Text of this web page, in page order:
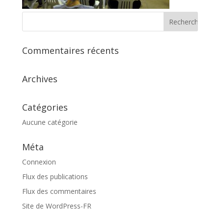
Commentaires récents
Archives
Catégories
Aucune catégorie
Méta
Connexion
Flux des publications
Flux des commentaires
Site de WordPress-FR